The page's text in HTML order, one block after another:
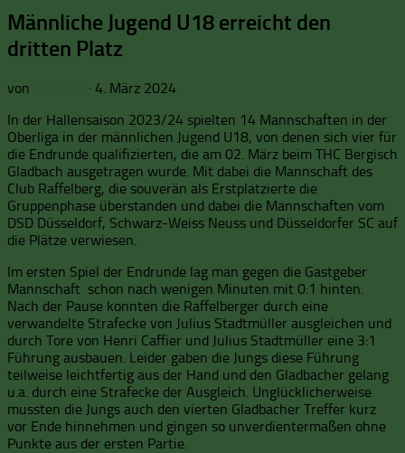
Männliche Jugend U18 erreicht den
dritten Platz
von · 4. März 2024
In der Hallensaison 2023/24 spielten 14 Mannschaften in der
Oberliga in der männlichen Jugend U18, von denen sich vier für
die Endrunde qualifizierten, die am 02. März beim THC Bergisch
Gladbach ausgetragen wurde. Mit dabei die Mannschaft des
Club Raffelberg, die souverän als Erstplatzierte die
Gruppenphase überstanden und dabei die Mannschaften vom
DSD Düsseldorf, Schwarz-Weiss Neuss und Düsseldorfer SC auf
die Plätze verwiesen.
Im ersten Spiel der Endrunde lag man gegen die Gastgeber
Mannschaft schon nach wenigen Minuten mit 0:1 hinten.
Nach der Pause konnten die Raffelberger durch eine
verwandelte Strafecke von Julius Stadtmüller ausgleichen und
durch Tore von Henri Caffier und Julius Stadtmüller eine 3:1
Führung ausbauen. Leider gaben die Jungs diese Führung
teilweise leichtfertig aus der Hand und den Gladbacher gelang
u.a. durch eine Strafecke der Ausgleich. Unglücklicherweise
mussten die Jungs auch den vierten Gladbacher Treffer kurz
vor Ende hinnehmen und gingen so unverdientermaßen ohne
Punkte aus der ersten Partie.